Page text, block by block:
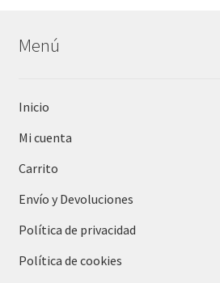
Menú
Inicio
Mi cuenta
Carrito
Envío y Devoluciones
Política de privacidad
Política de cookies